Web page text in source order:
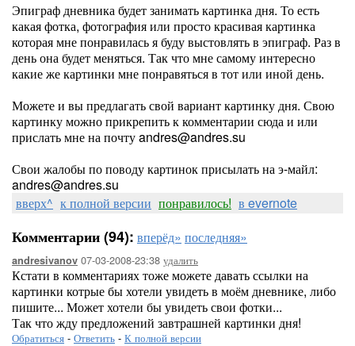
Эпиграф дневника будет занимать картинка дня. То есть
какая фотка, фотография или просто красивая картинка
которая мне понравилась я буду выстовлять в эпиграф. Раз в
день она будет меняться. Так что мне самому интересно
какие же картинки мне понравяться в тот или иной день.
Можете и вы предлагать свой вариант картинку дня. Свою
картинку можно прикрепить к комментарии сюда и или
прислать мне на почту andres@andres.su
Свои жалобы по поводу картинок присылать на э-майл:
andres@andres.su
вверх^ к полной версии понравилось! в evernote
Комментарии (94): вперёд» последняя»
andresivanov 07-03-2008-23:38 удалить
Кстати в комментариях тоже можете давать ссылки на
картинки котрые бы хотели увидеть в моём дневнике, либо
пишите... Может хотели бы увидеть свои фотки...
Так что жду предложений завтрашней картинки дня!
Обратиться - Ответить - К полной версии